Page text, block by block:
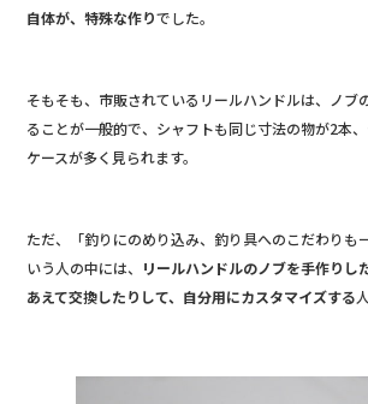
自体が、特殊な作りでした。
そもそも、市販されているリールハンドルは、ノブ
ることが一般的で、シャフトも同じ寸法の物が2本
ケースが多く見られます。
ただ、「釣りにのめり込み、釣り具へのこだわりも
いう人の中には、 リールハンドルのノブを手作りし
あえて交換したりして、自分用にカスタマイズする